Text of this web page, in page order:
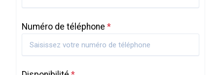
Numéro de téléphone *